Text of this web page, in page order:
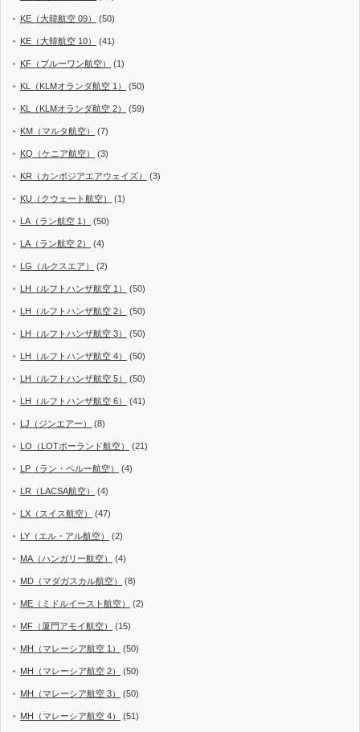
KE（大韓航空 09） (50)
KE（大韓航空 10） (41)
KF（ブルーワン航空） (1)
KL（KLMオランダ航空 1） (50)
KL（KLMオランダ航空 2） (59)
KM（マルタ航空） (7)
KQ（ケニア航空） (3)
KR（カンボジアエアウェイズ） (3)
KU（クウェート航空） (1)
LA（ラン航空 1） (50)
LA（ラン航空 2） (4)
LG（ルクスエア） (2)
LH（ルフトハンザ航空 1） (50)
LH（ルフトハンザ航空 2） (50)
LH（ルフトハンザ航空 3） (50)
LH（ルフトハンザ航空 4） (50)
LH（ルフトハンザ航空 5） (50)
LH（ルフトハンザ航空 6） (41)
LJ（ジンエアー） (8)
LO（LOTポーランド航空） (21)
LP（ラン・ペルー航空） (4)
LR（LACSA航空） (4)
LX（スイス航空） (47)
LY（エル・アル航空） (2)
MA（ハンガリー航空） (4)
MD（マダガスカル航空） (8)
ME（ミドルイースト航空） (2)
MF（厦門アモイ航空） (15)
MH（マレーシア航空 1） (50)
MH（マレーシア航空 2） (50)
MH（マレーシア航空 3） (50)
MH（マレーシア航空 4） (51)